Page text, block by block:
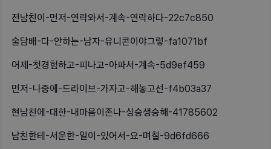
전남친이-먼저-연락와서-계속-연락하다-22c7c850
술담배-다-안하는-남자-유니콘이야그렇-fa1071bf
어제-첫경험하고-피나고-아파서-계속-5d9ef459
먼저-나중에-드라이브-가자고-해놓고선-f4b03a37
현남친에-대한-내마음이존나-싱숭생숭해-41785602
남친한테-서운한-일이-있어서-요-며칠-9d6fd666